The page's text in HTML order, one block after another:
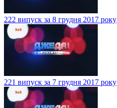
222 випуск за 8 грудня 2017 року
221 випуск за 7 грудня 2017 року